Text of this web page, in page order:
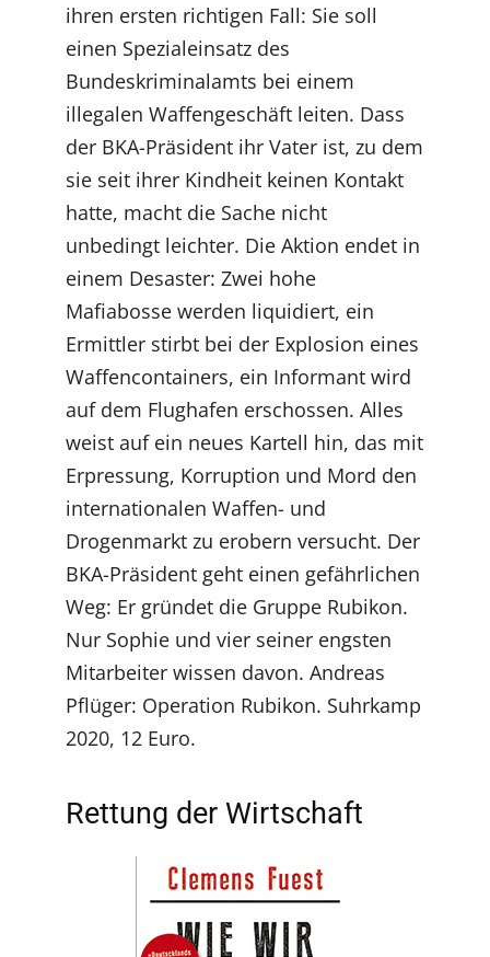
ihren ersten richtigen Fall: Sie soll
einen Spezialeinsatz des
Bundeskriminalamts bei einem
illegalen Waffengeschäft leiten. Dass
der BKA-Präsident ihr Vater ist, zu dem
sie seit ihrer Kindheit keinen Kontakt
hatte, macht die Sache nicht
unbedingt leichter. Die Aktion endet in
einem Desaster: Zwei hohe
Mafiabosse werden liquidiert, ein
Ermittler stirbt bei der Explosion eines
Waffencontainers, ein Informant wird
auf dem Flughafen erschossen. Alles
weist auf ein neues Kartell hin, das mit
Erpressung, Korruption und Mord den
internationalen Waffen- und
Drogenmarkt zu erobern versucht. Der
BKA-Präsident geht einen gefährlichen
Weg: Er gründet die Gruppe Rubikon.
Nur Sophie und vier seiner engsten
Mitarbeiter wissen davon. Andreas
Pflüger: Operation Rubikon. Suhrkamp
2020, 12 Euro.
Rettung der Wirtschaft